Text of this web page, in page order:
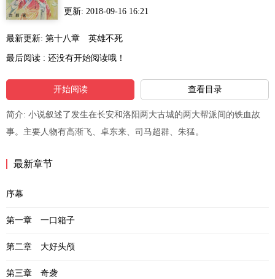
更新: 2018-09-16 16:21
最新更新: 第十八章 英雄不死
最后阅读 : 还没有开始阅读哦！
开始阅读 查看目录
简介: 小说叙述了发生在长安和洛阳两大古城的两大帮派间的铁血故
事。主要人物有高渐飞、卓东来、司马超群、朱猛。
最新章节
序幕
第一章 一口箱子
第二章 大好头颅
第三章 奇袭